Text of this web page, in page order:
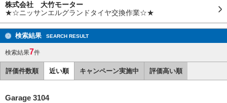
株式会社 大竹モーター
★☆ニッサンエルグランドタイヤ交換作業☆★
検索結果 SEARCH RESULT
検索結果7件
評価件数順 近い順 キャンペーン実施中 評価高い順
Garage 3104